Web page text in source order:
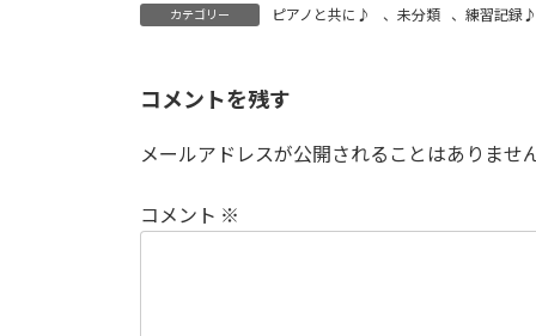
カテゴリー ピアノと共に♪ 、 未分類 、練習記録
コメントを残す
メールアドレスが公開されることはありませ
コメント ※